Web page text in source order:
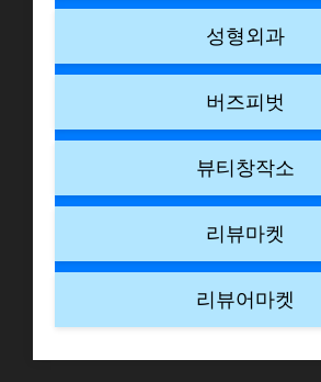
성형외과
버즈피벗
뷰티창작소
리뷰마켓
리뷰어마켓